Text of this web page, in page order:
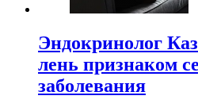
Эндокринолог
лень признаком
заболевания